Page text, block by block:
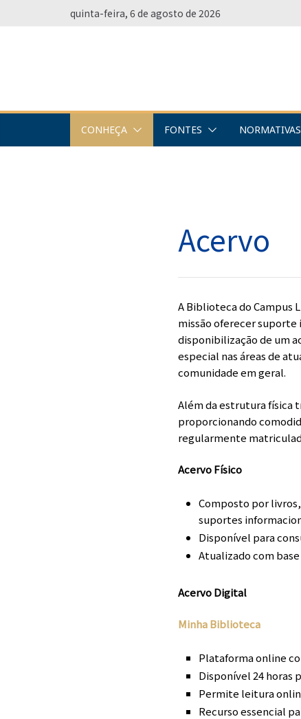
quinta-feira, 6 de agosto de 2026
CONHEÇA FONTES NORMATIVAS
Acervo
A Biblioteca do Campus
missão oferecer suporte
disponibilização de um
especial nas áreas de
comunidade em geral.
Além da estrutura física
proporcionando
regularmente
Acervo Físico
Composto por
suportes
Disponível para
Atualizado com
Acervo Digital
Minha Biblioteca
Plataforma online
Disponível 24 horas
Permite leitura
Recurso essencial